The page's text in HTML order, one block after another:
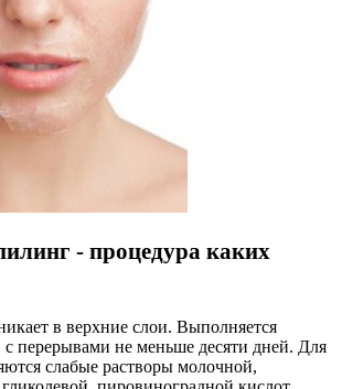
- процедура каких
в верхние слои. Выполняется
с перерывами не меньше десяти дней. Для
слабые растворы молочной,